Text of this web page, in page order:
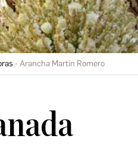
Arancha Martin Romero